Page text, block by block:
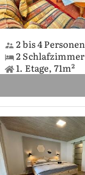
2 bis 4 Personen
2 Schlafzimmer
1. Etage, 71m²